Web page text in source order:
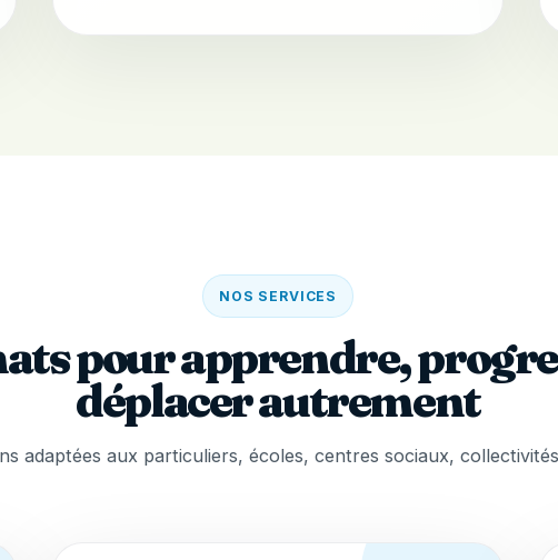
NOS SERVICES
pour apprendre,
déplacer autrement
adaptées aux particuliers, écoles, centres sociaux,